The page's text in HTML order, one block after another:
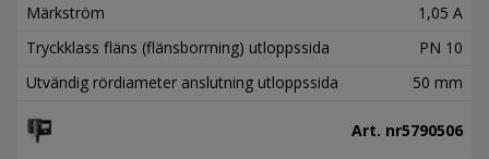
Märkström
1,05 A
Tryckklass fläns (flänsborrning) utloppssida
PN 10
Utvändig rördiameter anslutning utloppssida
50 mm
Art. nr5790506